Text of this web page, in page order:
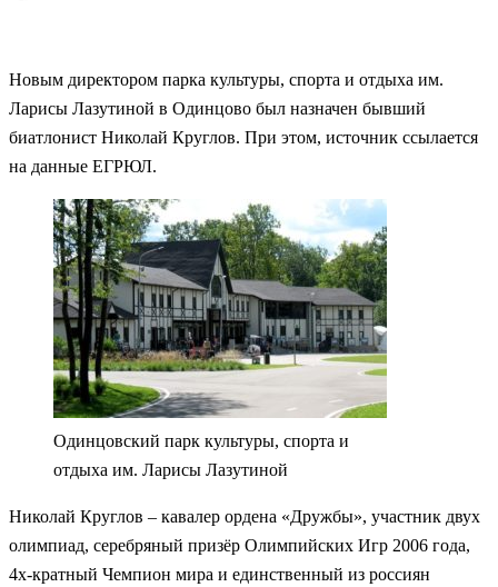
Новым директором парка культуры, спорта и отдыха им.
Ларисы Лазутиной в Одинцово был назначен бывший
биатлонист Николай Круглов. При этом, источник ссылается
на данные ЕГРЮЛ.
Одинцовский парк культуры, спорта и
отдыха им. Ларисы Лазутиной
Николай Круглов – кавалер ордена «Дружбы», участник двух
олимпиад, серебряный призёр Олимпийских Игр 2006 года,
4х-кратный Чемпион мира и единственный из россиян